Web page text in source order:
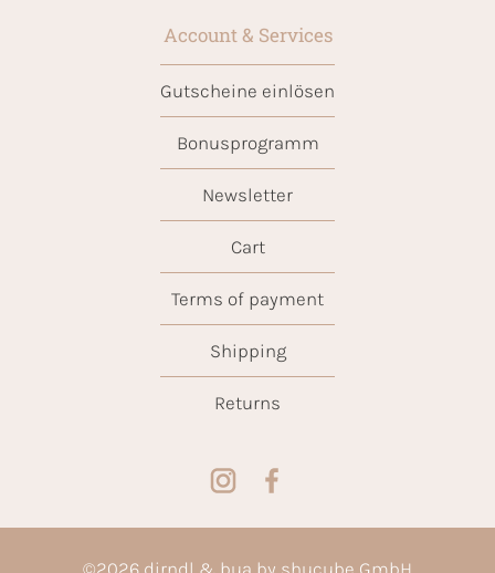
Account & Services
Gutscheine einlösen
Bonusprogramm
Newsletter
Cart
Terms of payment
Shipping
Returns